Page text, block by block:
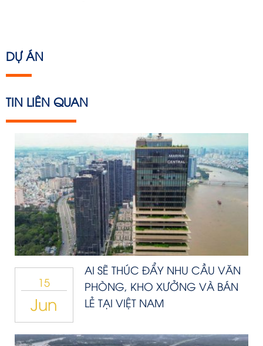
DỰ ÁN
TIN LIÊN QUAN
15
Jun
AI SẼ THÚC ĐẨY NHU CẦU VĂN
PHÒNG, KHO XƯỞNG VÀ BÁN
LẺ TẠI VIỆT NAM